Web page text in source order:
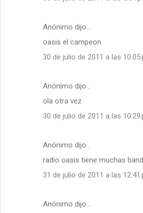
Anónimo dijo…
oasis el campeon
30 de julio de 2011 a las 10:05
Anónimo dijo…
ola otra vez
30 de julio de 2011 a las 10:29
Anónimo dijo…
radio oasis tiene muchas
31 de julio de 2011 a las 12:41
Anónimo dijo…